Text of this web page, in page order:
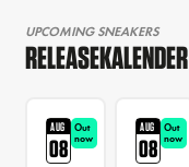
UPCOMING SNEAKERS
RELEASEKALENDER
AUG
08
Out
now
AUG
08
Out
now